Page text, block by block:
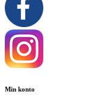
Min konto